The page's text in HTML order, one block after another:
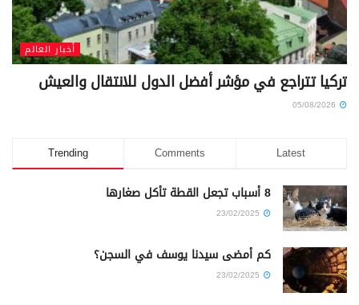
أخبار العالم
تركيا تتراجع في مؤشر أفضل الدول للانتقال والعيش
Trending Comments Latest
8 أسباب تجعل القطة تأكل صغارها
كم أمضى سيدنا يوسف في السجن؟